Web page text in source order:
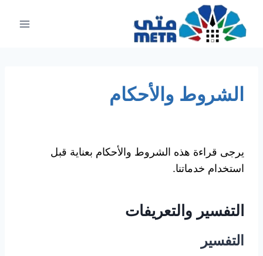
المحتوى
الشروط والأحكام
يرجى قراءة هذه الشروط والأحكام بعناية قبل
استخدام خدماتنا.
التفسير والتعريفات
التفسير